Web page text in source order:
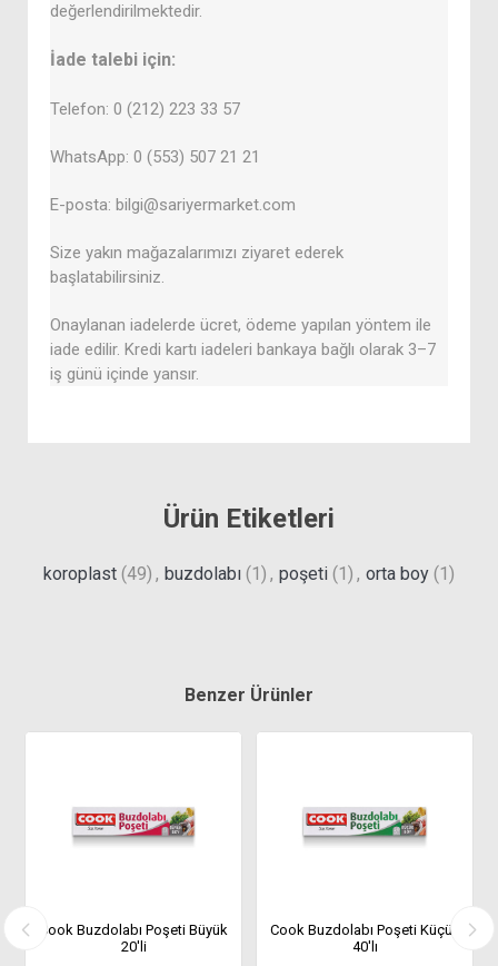
değerlendirilmektedir.
İade talebi için:
Telefon: 0 (212) 223 33 57
WhatsApp: 0 (553) 507 21 21
E-posta: bilgi@sariyermarket.com
Size yakın mağazalarımızı ziyaret ederek
başlatabilirsiniz.
Onaylanan iadelerde ücret, ödeme yapılan yöntem ile
iade edilir. Kredi kartı iadeleri bankaya bağlı olarak 3–7
iş günü içinde yansır.
Ürün Etiketleri
koroplast (49) , buzdolabı (1) , poşeti (1) , orta boy (1)
Benzer Ürünler
Cook Buzdolabı Poşeti Büyük
20'li
Cook Buzdolabı Poşeti Küçük
40'lı